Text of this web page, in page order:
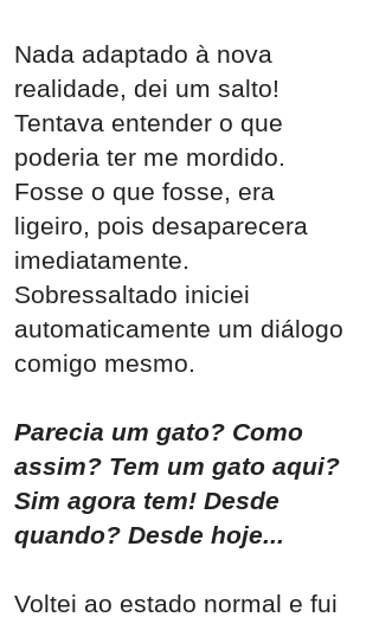
Nada adaptado à nova
realidade, dei um salto!
Tentava entender o que
poderia ter me mordido.
Fosse o que fosse, era
ligeiro, pois desaparecera
imediatamente.
Sobressaltado iniciei
automaticamente um diálogo
comigo mesmo.
Parecia um gato? Como
assim? Tem um gato aqui?
Sim agora tem! Desde
quando? Desde hoje...
Voltei ao estado normal e fui